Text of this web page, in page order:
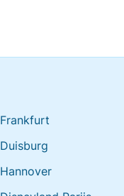
Frankfurt
Duisburg
Hannover